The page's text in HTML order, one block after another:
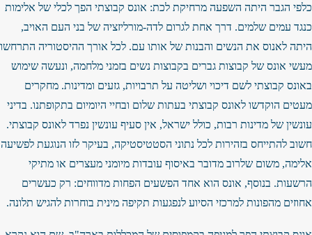
כלפי הגבר היתה השפעה מרחיקת לכת: אונס קבוצתי הפך לכלי של אלימות
כנגד עמים שלמים. דרך אחת לגרום לדה-מורליזציה של בני העם האויב,
היתה לאנוס את הנשים והבנות של אותו עם. לכל אורך ההיסטוריה התרחשו
מעשי אונס של קבוצות גברים בקבוצות נשים בזמני מלחמה, ונעשה שימוש
באונס קבוצתי לשם דיכוי ושליטה על תרבויות, גזעים ומדינות. מחקרים
מעטים הוקדשו לאונס קבוצתי בעתות שלום ובחיי היומיום בתקופתנו. בדיני
עונשין של מדינות רבות, כולל ישראל, אין סעיף עונשין נפרד לאונס קבוצתי.
חשוב להתייחס בזהירות לכל נתוני הסטטיסטיקה, בעיקר לזו הנוגעת לפשיעה
אלימה, משום שלרוב מדובר באיסוף עובדות מיומני מעצרים או מתיקי
הרשעות. בנוסף, אונס הוא אחד הפשעים הפחות מדווחים: רק כעשרים
אחוזים מהפונות למרכזי הסיוע לנפגעות תקיפה מינית בוחרות להגיש תלונה.